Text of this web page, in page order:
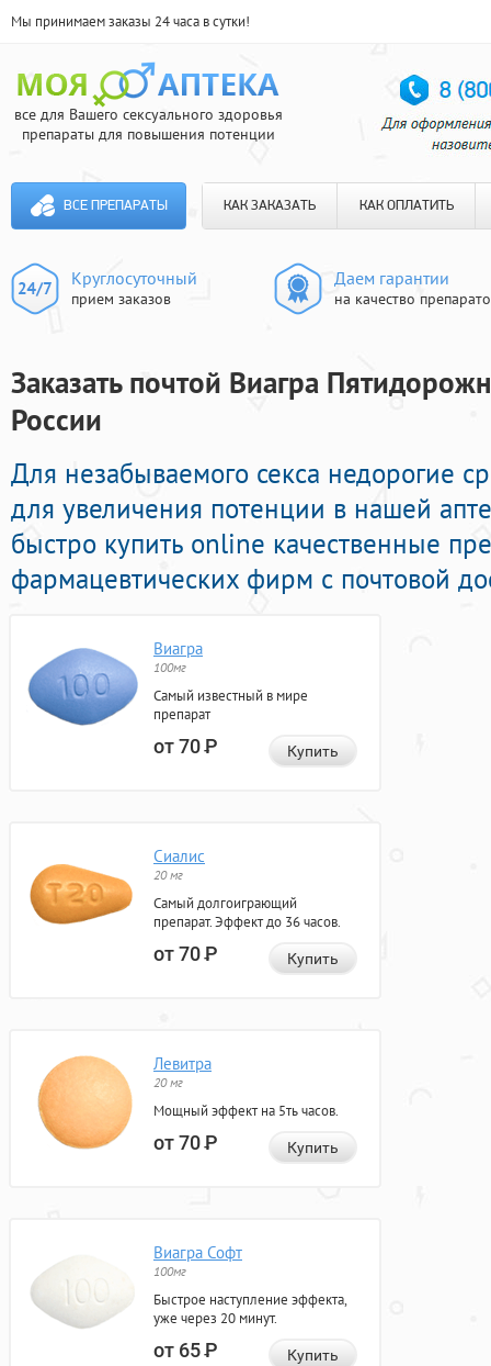
Мы принимаем заказы 24 часа в сутки!
все для Вашего сексуального здоровья
препараты для повышения потенции
ВСЕ ПРЕПАРАТЫ КАК ЗАКАЗАТЬ КАК ОПЛАТИТЬ
Круглосуточный
прием заказов
Даем гарантии
на качество
Заказать почтой Виагра
России
Для незабываемого секса недорогие
для увеличения потенции в нашей
быстро купить online качественные
фармацевтических фирм с почтовой
Виагра
100мг
Самый известный в мире
препарат
от 70Р Купить
Сиалис
20 мг
Самый долгоиграющий
препарат. Эффект до 36 часов.
от 70Р Купить
Левитра
20 мг
Мощный эффект на 5ть часов.
от 70Р Купить
Виагра Софт
100мг
Быстрое наступление эффекта,
уже через 20 минут.
от 65Р Купить